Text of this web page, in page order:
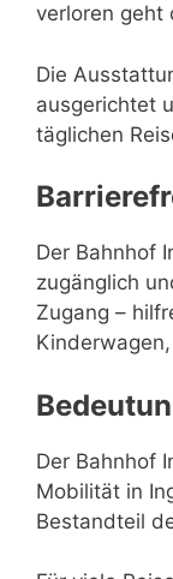
verloren geht
Die
ausgerichtet
täglichen
Der Bahnhof
zugänglich
Zugang –
Der Bahnhof
Mobilität in
Bestandteil